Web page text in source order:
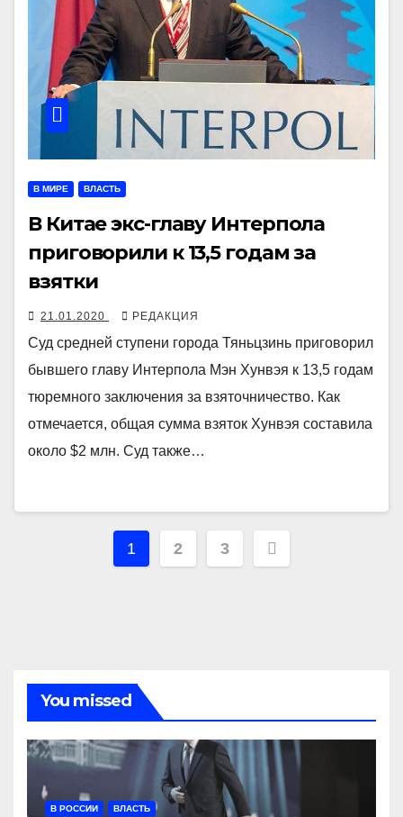
В МИРЕ ВЛАСТЬ
В Китае экс-главу Интерпола
приговорили к 13,5 годам за
взятки
21.01.2020 РЕДАКЦИЯ
Суд средней ступени города Тяньцзинь приговорил
бывшего главу Интерпола Мэн Хунвэя к 13,5 годам
тюремного заключения за взяточничество. Как
отмечается, общая сумма взяток Хунвэя составила
около $2 млн. Суд также…
Навигация
1 2 3
You missed
В РОССИИ ВЛАСТЬ